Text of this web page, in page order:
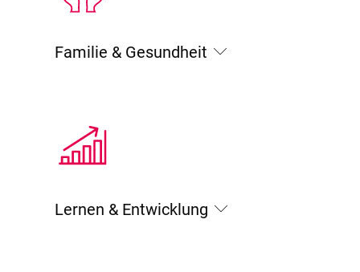
Familie & Gesundheit
Lernen & Entwicklung